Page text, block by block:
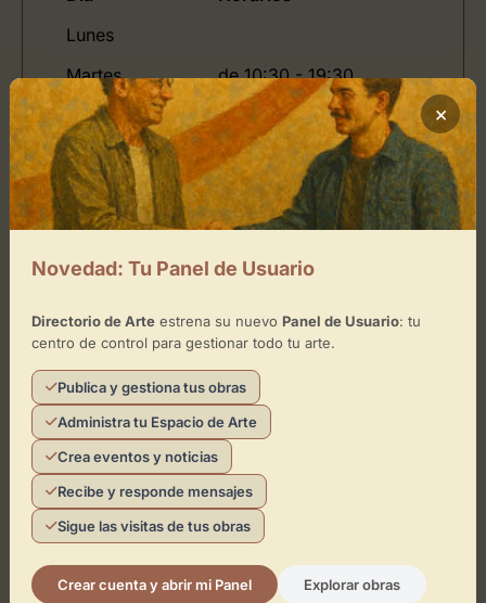
Lunes
Martes
de 10:30 - 19:30
Jueves
de 10:30 - 19:30
Viernes
de 10:30 - 19:30
Domingo
Bourdais
Cómo llegar
×
Novedad: Tu Panel de Usuario
Directorio de Arteestrena su nuevo Panel de Usuario: tu
centro de control para gestionar todo tu arte.
Publica y gestiona tus obras
Administra tu Espacio de Arte
Crea eventos y noticias
Recibe y responde mensajes
Sigue las visitas de tus obras
Crear cuenta y abrir mi Panel Explorar obras